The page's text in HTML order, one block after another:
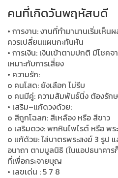
คนที่เกิดวันพฤหัสบดี
• การงาน: งานที่ทำมานานเริ่มเ
ควรเปลี่ยนแผนกะทันหัน
• การเงิน: เงินเข้าตามปกติ มีโชค
เหมาะกับการเสี่ยง
• ความรัก:
o คนโสด: ยังเลือก ไม่รีบ
o คนมีคู่: ความสัมพันธ์นิ่ง ต้องรัก
• เสริม–แก้ดวงด้วย:
o สีถูกโฉลก: สีเหลือง หรือ สีขาว
o เสริมดวง: พกหินไพไรต์ หรือ พร
o แก้ด้วย: ใส่บาตรพระสงฆ์ 3 รูป
อนาถา ตามมูลนิธิ (ในแอปธนาคา
ที่เพื่อกระจายบุญ
• เลขเด่น : 5 7 8